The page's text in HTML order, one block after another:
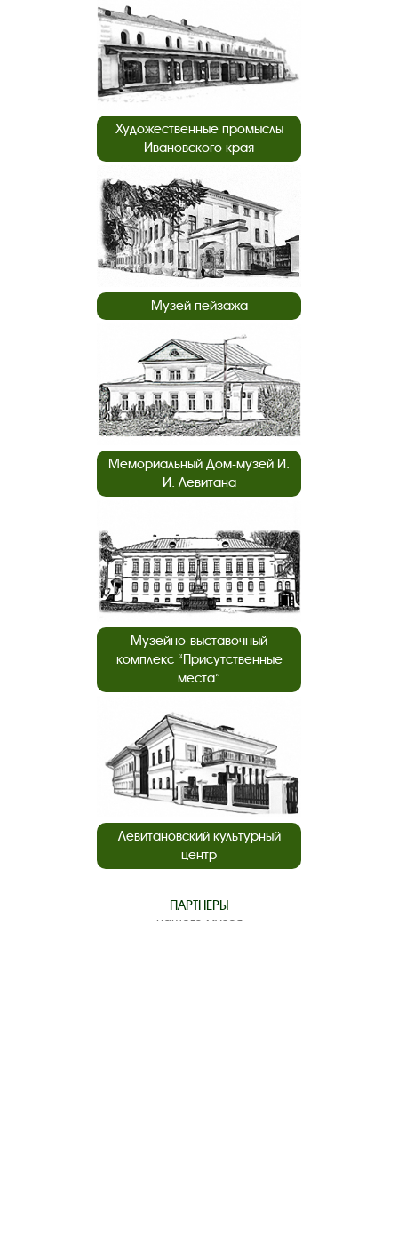
Художественные промыслы
Ивановского края
Музей пейзажа
Мемориальный Дом-музей И.
И. Левитана
Музейно-выставочный
комплекс “Присутственные
места”
Левитановский культурный
центр
ПАРТНЕРЫ
нашего музея